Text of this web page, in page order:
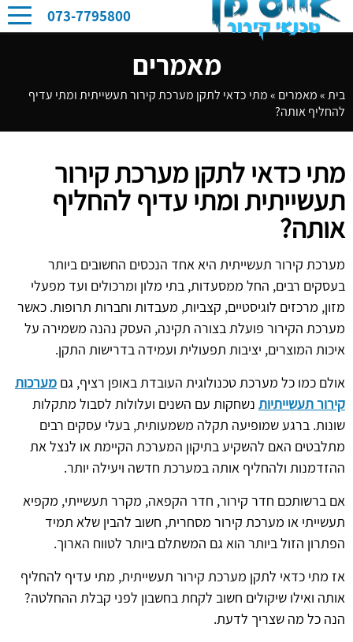
073-7795800
מאמרים
בית»מאמרים »מתי כדאי לתקן מערכת קירור תעשייתית ומתי עדיף
להחליף אותה?
מתי כדאי לתקן מערכת קירור
תעשייתית ומתי עדיף להחליף
אותה?
מערכת קירור תעשייתית היא אחד הנכסים החשובים ביותר
בעסקים רבים, החל ממסעדות, בתי מלון ומרכולים ועד מפעלי
מזון, מרכזים לוגיסטיים, קצביות, מעבדות וחברות תרופות. כאשר
מערכת הקירור פועלת בצורה תקינה, העסק נהנה משמירה על
איכות המוצרים, יציבות תפעולית ועמידה בדרישות התקן.
אולם כמו כל מערכת טכנולוגית העובדת באופן רציף, גם מערכות
קירור תעשייתיות נשחקות עם השנים ועלולות לסבול מתקלות
שונות. ברגע שמופיעה תקלה משמעותית, בעלי עסקים רבים
מתלבטים האם להשקיע בתיקון המערכת הקיימת או לנצל את
ההזדמנות ולהחליף אותה במערכת חדשה ויעילה יותר.
אם ברשותכם חדר קירור, חדר הקפאה, מקרר תעשייתי, מקפיא
תעשייתי או מערכת קירור מסחרית, חשוב להבין שלא תמיד
הפתרון הזול ביותר הוא גם המשתלם ביותר לטווח הארוך.
אז מתי כדאי לתקן מערכת קירור תעשייתית, מתי עדיף להחליף
אותה ואילו שיקולים חשוב לקחת בחשבון לפני קבלת ההחלטה?
הנה כל מה שצריך לדעת.